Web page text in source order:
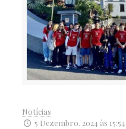
Notícias
5 Dezembro, 2024 às 15:54